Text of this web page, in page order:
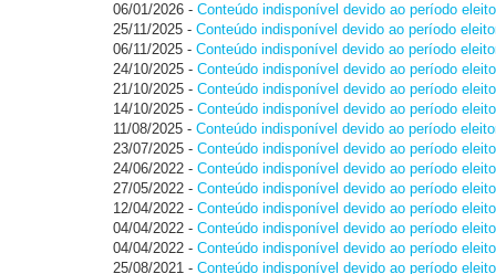
06/01/2026 - Conteúdo indisponível devido ao período
25/11/2025 - Conteúdo indisponível devido ao período
06/11/2025 - Conteúdo indisponível devido ao período
24/10/2025 - Conteúdo indisponível devido ao período
21/10/2025 - Conteúdo indisponível devido ao período
14/10/2025 - Conteúdo indisponível devido ao período
11/08/2025 - Conteúdo indisponível devido ao período
23/07/2025 - Conteúdo indisponível devido ao período
24/06/2022 - Conteúdo indisponível devido ao período
27/05/2022 - Conteúdo indisponível devido ao período
12/04/2022 - Conteúdo indisponível devido ao período
04/04/2022 - Conteúdo indisponível devido ao período
04/04/2022 - Conteúdo indisponível devido ao período
25/08/2021 - Conteúdo indisponível devido ao período